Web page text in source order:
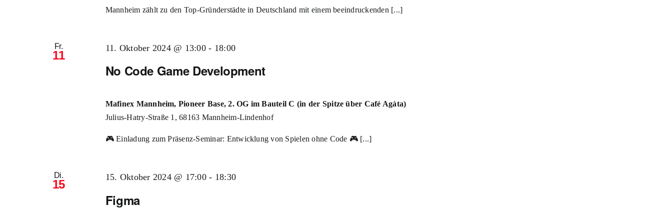
Mannheim zählt zu den Top-Gründerstädte in Deutschland mit einem beeindruckenden [...]
Fr.
11
No Code Game Development
11. Oktober 2024 @ 13:00 - 18:00
Mafinex Mannheim, Pioneer Base, 2. OG im Bauteil C (in der Spitze über Café Agáta)
Julius-Hatry-Straße 1, 68163 Mannheim-Lindenhof
🎮 Einladung zum Präsenz-Seminar: Entwicklung von Spielen ohne Code 🎮 [...]
Di.
15
Figma
15. Oktober 2024 @ 17:00 - 18:30